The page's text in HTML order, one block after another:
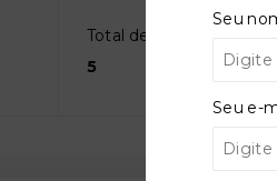
Total de andares:
5
Seu
Seu e-